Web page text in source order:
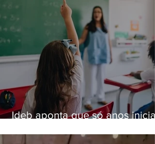
Ideb aponta que só anos
educação